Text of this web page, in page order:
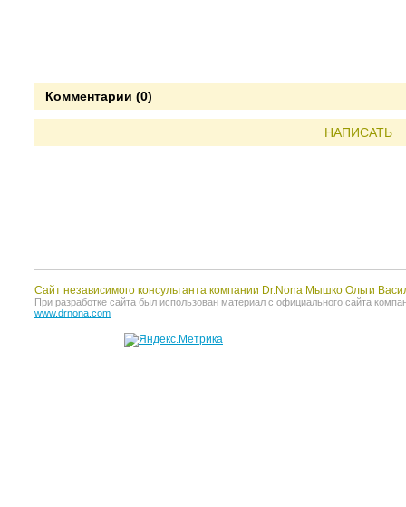
Комментарии (0)
НАПИСАТЬ
Сайт независимого консультанта компании Dr.Nona Мышко Ольги
При разработке сайта был использован материал с официального сайта
www.drnona.com